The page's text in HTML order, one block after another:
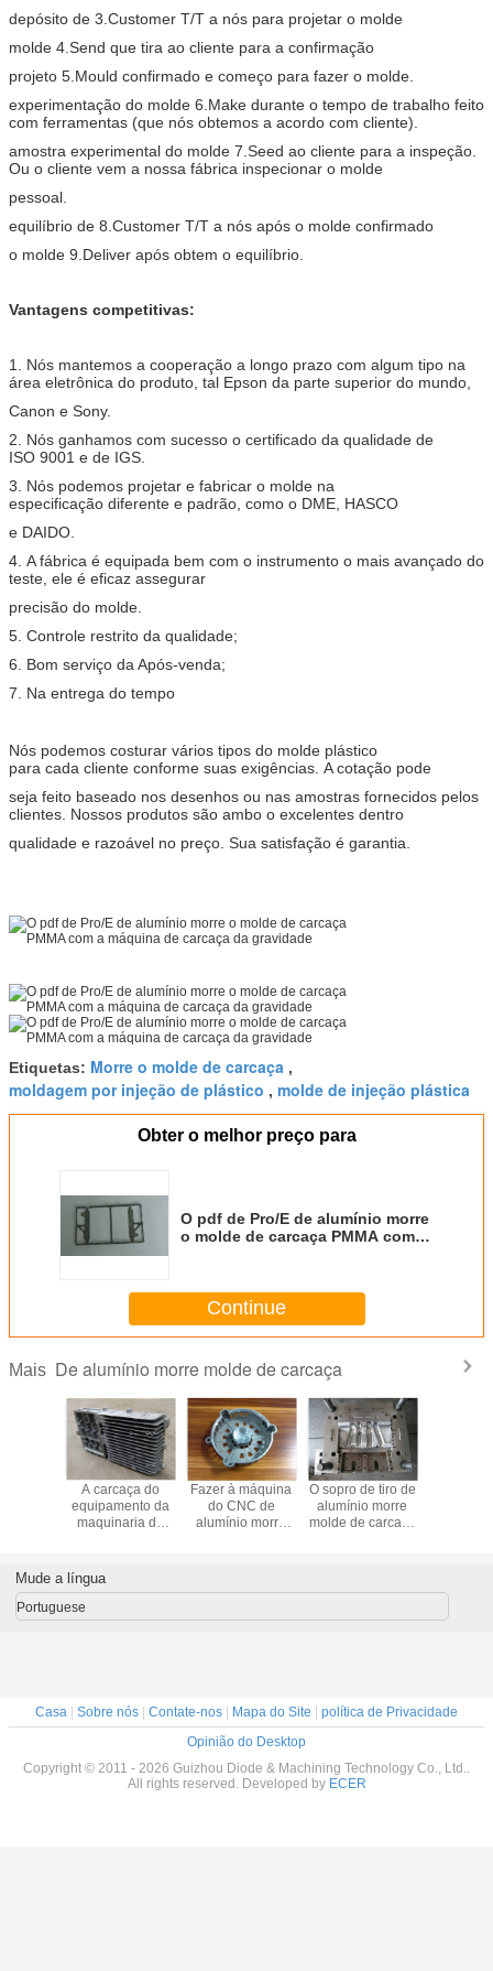
depósito de 3.Customer T/T a nós para projetar o molde
molde 4.Send que tira ao cliente para a confirmação
projeto 5.Mould confirmado e começo para fazer o molde.
experimentação do molde 6.Make durante o tempo de trabalho feito
com ferramentas (que nós obtemos a acordo com cliente).
amostra experimental do molde 7.Seed ao cliente para a inspeção.
Ou o cliente vem a nossa fábrica inspecionar o molde
pessoal.
equilíbrio de 8.Customer T/T a nós após o molde confirmado
o molde 9.Deliver após obtem o equilíbrio.
Vantagens competitivas:
1. Nós mantemos a cooperação a longo prazo com algum tipo na
área eletrônica do produto, tal Epson da parte superior do mundo,
Canon e Sony.
2. Nós ganhamos com sucesso o certificado da qualidade de
ISO 9001 e de IGS.
3. Nós podemos projetar e fabricar o molde na
especificação diferente e padrão, como o DME, HASCO
e DAIDO.
4. A fábrica é equipada bem com o instrumento o mais avançado do
teste, ele é eficaz assegurar
precisão do molde.
5. Controle restrito da qualidade;
6. Bom serviço da Após-venda;
7. Na entrega do tempo
Nós podemos costurar vários tipos do molde plástico
para cada cliente conforme suas exigências. A cotação pode
seja feito baseado nos desenhos ou nas amostras fornecidos pelos
clientes. Nossos produtos são ambo o excelentes dentro
qualidade e razoável no preço. Sua satisfação é garantia.
Etiquetas: Morre o molde de carcaça ,
moldagem por injeção de plástico , molde de injeção plástica
Obter o melhor preço para
O pdf de Pro/E de alumínio morre
o molde de carcaça PMMA com a
Continue
Mais De alumínio morre molde de carcaça
areia
A carcaça do
equipamento da
maquinaria do
com pintura do
chapeamento
Fazer à máquina
do CNC de
alumínio morre
metal morre
O sopro de tiro de
alumínio morre
molde de carcaça
Mude a língua
Portuguese
Casa | Sobre nós | Contate-nos | Mapa do Site | política de Privacidade
Opinião do Desktop
Copyright © 2011 - 2026 Guizhou Diode & Machining Technology Co., Ltd..
All rights reserved. Developed by ECER